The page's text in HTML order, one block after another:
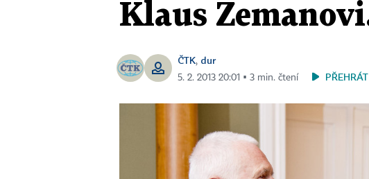
Klaus
ČTK, dur
5. 2. 2013 20:01 ▪ 3 min. čtení